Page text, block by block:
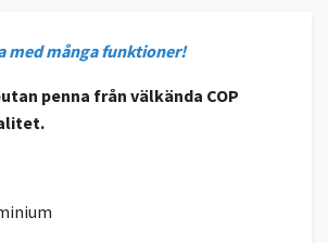
med många funktioner!
penna från välkända COP